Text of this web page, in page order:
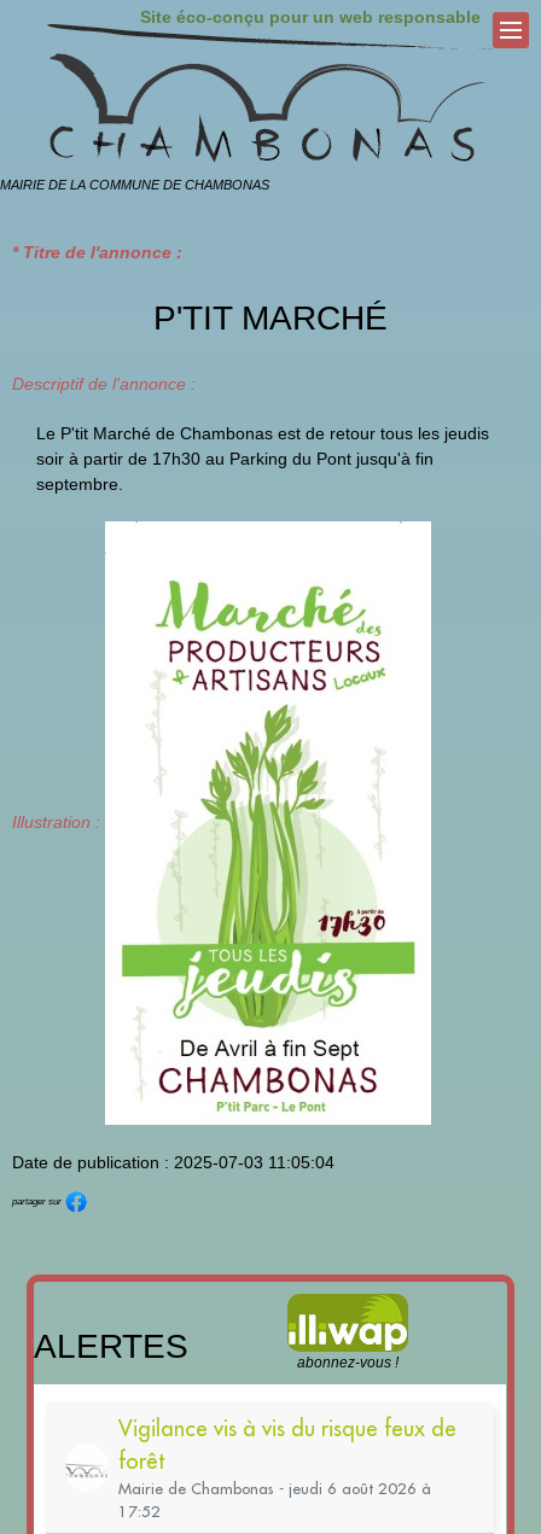
MAIRIE DE LA COMMUNE DE CHAMBONAS
Site éco-conçu pour un web responsable
* Titre de l'annonce :
P'TIT MARCHÉ
Descriptif de l'annonce :
Le P'tit Marché de Chambonas est de retour tous les jeudis
soir à partir de 17h30 au Parking du Pont jusqu'à fin
septembre.
Illustration :
Date de publication : 2025-07-03 11:05:04
partager sur
ALERTES abonnez-vous !